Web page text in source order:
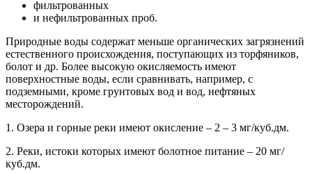
фильтрованных
и нефильтрованных проб.
Природные воды содержат меньше органических загрязнений
естественного происхождения, поступающих из торфяников,
болот и др. Более высокую окисляемость имеют
поверхностные воды, если сравнивать, например, с
подземными, кроме грунтовых вод и вод, нефтяных
месторождений.
1. Озера и горные реки имеют окисление – 2 – 3 мг/куб.дм.
2. Реки, истоки которых имеют болотное питание – 20 мг/
куб.дм.